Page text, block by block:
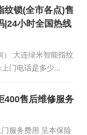
纹锁(全市各点)售
|24小时全国热线
） 大连绿米智能指纹
门电话是多少...
400售后维修服务
服务费用 呈本保险